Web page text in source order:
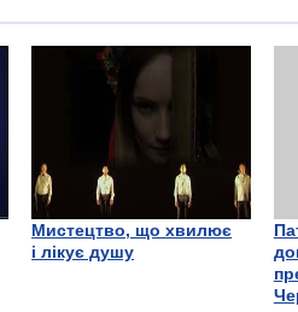
Мистецтво, що хвилює
і лікує душу